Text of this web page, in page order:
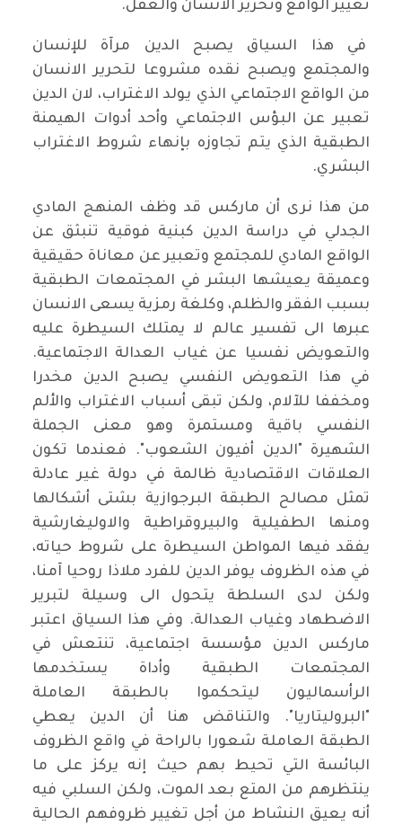
تغيير الواقع وتحرير الانسان والعقل.
في هذا السياق يصبح الدين مرآة للإنسان
والمجتمع ويصبح نقده مشروعا لتحرير الانسان
من الواقع الاجتماعي الذي يولد الاغتراب، لان الدين
تعبير عن البؤس الاجتماعي وأحد أدوات الهيمنة
الطبقية الذي يتم تجاوزه بإنهاء شروط الاغتراب
البشري.
من هذا نرى أن ماركس قد وظف المنهج المادي
الجدلي في دراسة الدين كبنية فوقية تنبثق عن
الواقع المادي للمجتمع وتعبير عن معاناة حقيقية
وعميقة يعيشها البشر في المجتمعات الطبقية
بسبب الفقر والظلم، وكلغة رمزية يسعى الانسان
عبرها الى تفسير عالم لا يمتلك السيطرة عليه
والتعويض نفسيا عن غياب العدالة الاجتماعية.
في هذا التعويض النفسي يصبح الدين مخدرا
ومخففا للآلام، ولكن تبقى أسباب الاغتراب والألم
النفسي باقية ومستمرة وهو معنى الجملة
الشهيرة "الدين أفيون الشعوب". فعندما تكون
العلاقات الاقتصادية ظالمة في دولة غير عادلة
تمثل مصالح الطبقة البرجوازية بشتى أشكالها
ومنها الطفيلية والبيروقراطية والاوليغارشية
يفقد فيها المواطن السيطرة على شروط حياته،
في هذه الظروف يوفر الدين للفرد ملاذا روحيا آمنا،
ولكن لدى السلطة يتحول الى وسيلة لتبرير
الاضطهاد وغياب العدالة. وفي هذا السياق اعتبر
ماركس الدين مؤسسة اجتماعية، تنتعش في
المجتمعات الطبقية وأداة يستخدمها
الرأسماليون ليتحكموا بالطبقة العاملة
"البروليتاريا". والتناقض هنا أن الدين يعطي
الطبقة العاملة شعورا بالراحة في واقع الظروف
البائسة التي تحيط بهم حيث إنه يركز على ما
ينتظرهم من المتع بعد الموت، ولكن السلبي فيه
أنه يعيق النشاط من أجل تغيير ظروفهم الحالية